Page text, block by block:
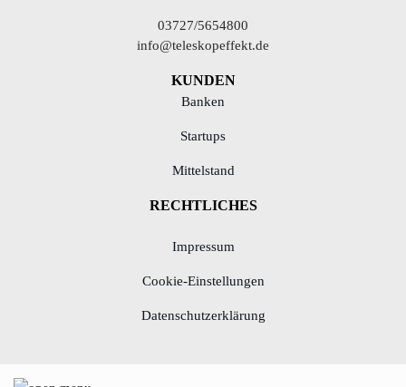
03727/5654800
info@teleskopeffekt.de
KUNDEN
Banken
Startups
Mittelstand
RECHTLICHES
Impressum
Cookie-Einstellungen
Datenschutzerklärung